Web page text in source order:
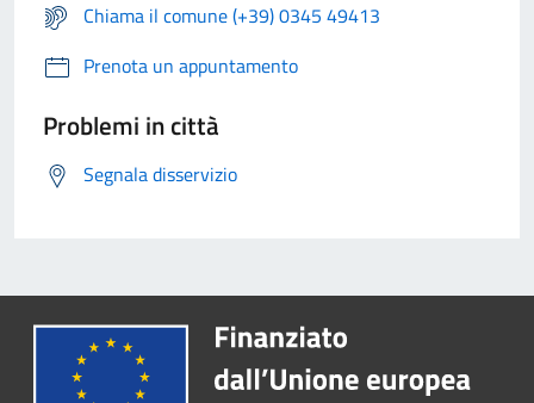
Chiama il comune (+39) 0345 49413
Prenota un appuntamento
Problemi in città
Segnala disservizio